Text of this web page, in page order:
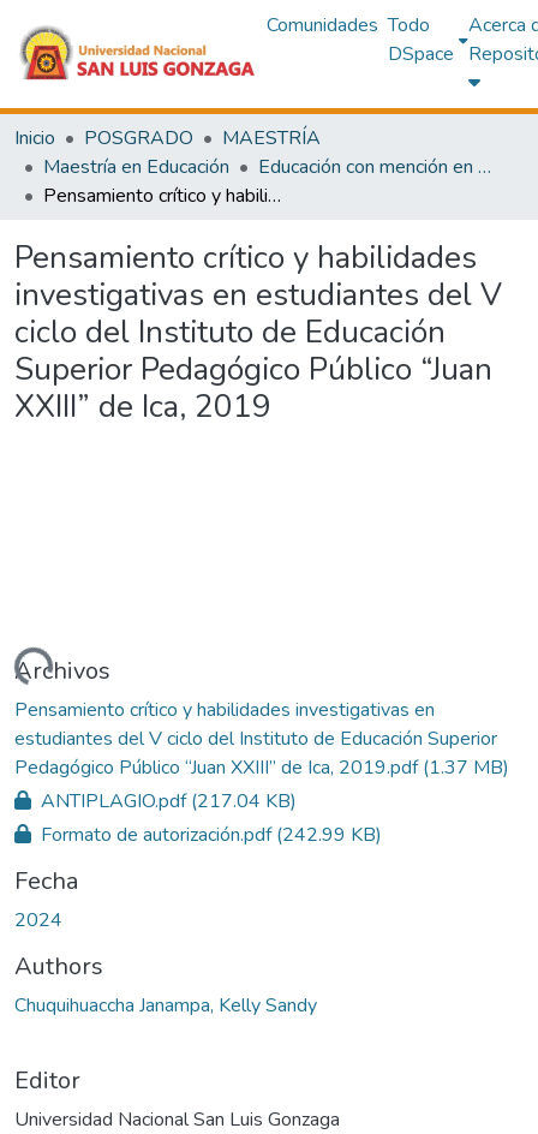
Comunidades Todo
DSpace
Acerca
Inicio POSGRADO
MAESTRÍA
Maestría en Educación
Educación con mención en Administración y Planificación de la Educación Superior
Pensamiento crítico y habilidades investigativas en estudiantes del V ciclo del Instituto de Educación Superior Pedagógico Público “Juan XXIII” de Ica, 2019
Pensamiento crítico y habilidades
investigativas en estudiantes del V
ciclo del Instituto de Educación
Superior Pedagógico Público “Juan
XXIII” de Ica, 2019
Archivos
Pensamiento crítico y habilidades investigativas en
estudiantes del V ciclo del Instituto de Educación Superior
Pedagógico Público “Juan XXIII” de Ica, 2019.pdf(1.37 MB)
ANTIPLAGIO.pdf(217.04 KB)
Formato de autorización.pdf(242.99 KB)
Fecha
2024
Authors
Chuquihuaccha Janampa, Kelly Sandy
Editor
Universidad Nacional San Luis Gonzaga